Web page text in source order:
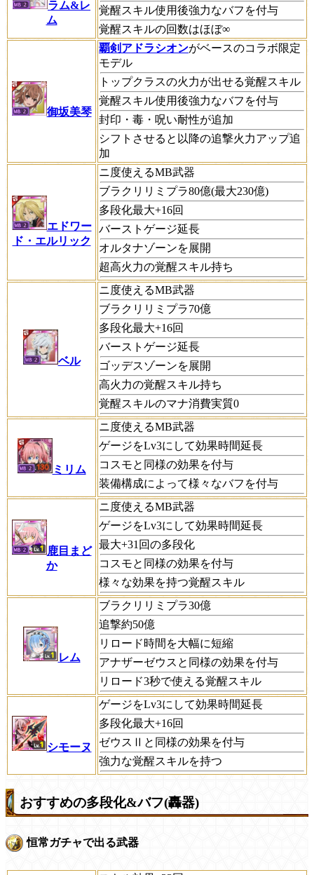
ラム&レ
ム
覚醒スキル使用後強力なバフを付与
覚醒スキルの回数はほぼ∞
御坂美琴
覇剣アドラシオンがベースのコラボ限定
モデル
トップクラスの火力が出せる覚醒スキル
覚醒スキル使用後強力なバフを付与
封印・毒・呪い耐性が追加
シフトさせると以降の追撃火力アップ追
加
エドワー
ド・エルリック
ニ度使えるMB武器
ブラクリリミプラ80億(最大230億)
多段化最大+16回
バーストゲージ延長
オルタナゾーンを展開
超高火力の覚醒スキル持ち
ベル
ニ度使えるMB武器
ブラクリリミプラ70億
多段化最大+16回
バーストゲージ延長
ゴッデスゾーンを展開
高火力の覚醒スキル持ち
覚醒スキルのマナ消費実質0
ミリム
ニ度使えるMB武器
ゲージをLv3にして効果時間延長
コスモと同様の効果を付与
装備構成によって様々なバフを付与
鹿目まど
か
ニ度使えるMB武器
ゲージをLv3にして効果時間延長
最大+31回の多段化
コスモと同様の効果を付与
様々な効果を持つ覚醒スキル
レム
ブラクリリミプラ30億
追撃約50億
リロード時間を大幅に短縮
アナザーゼウスと同様の効果を付与
リロード3秒で使える覚醒スキル
シモーヌ
ゲージをLv3にして効果時間延長
多段化最大+16回
ゼウスⅡと同様の効果を付与
強力な覚醒スキルを持つ
おすすめの多段化&バフ(轟器)
恒常ガチャで出る武器